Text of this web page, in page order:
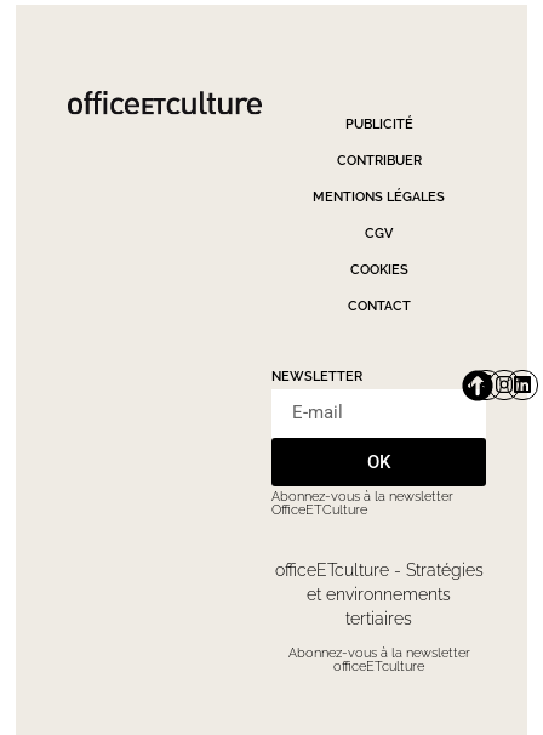
PUBLICITÉ
CONTRIBUER
MENTIONS LÉGALES
CGV
COOKIES
CONTACT
NEWSLETTER
OK
Abonnez-vous à la newsletter
OfficeETCulture
officeETculture - Stratégies
et environnements
tertiaires
Abonnez-vous à la newsletter
officeETculture